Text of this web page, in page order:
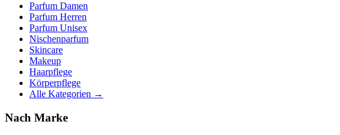
Parfum Damen
Parfum Herren
Parfum Unisex
Nischenparfum
Skincare
Makeup
Haarpflege
Körperpflege
Alle Kategorien →
Nach Marke